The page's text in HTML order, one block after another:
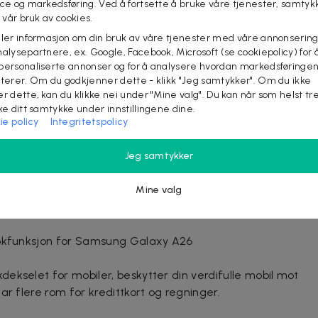
for mobiler, beskytter din verdifulle mobil
og har flere rom for kredittkort og regninger.
for kamera, blits og høyttaler sørger for at telefonen
under bruk.
kort
på denne dealen
for Samsung Galaxy A26
for mobiler, beskytter din verdifulle mobil mot
flere rom for kredittkort og regninger.
og markedsføring. Ved å fortsette å bruke våre tjenester,
bruk av cookies.
informasjon om din bruk av våre tjenester med våre
ex. Google, Facebook, Microsoft (se cookiepolicy) for
annonser og for å analysere hvordan markedsføringen
Om du godkjenner dette - klikk "Jeg samtykker". Om du ikke
dette, kan du klikke nei under "Mine valg". Du kan når som helst
ditt samtykke under innstillingene dine.
policy
Integritetspolicy
Jeg samtykker
Mine valg